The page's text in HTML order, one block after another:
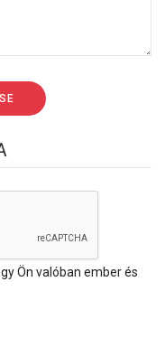
Ön valóban ember és